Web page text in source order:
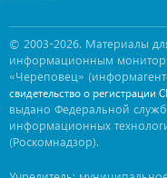
© 2003-2026. Материалы
информационным
«Череповец»
свидетельство о регистрации
выдано Федеральной
информационных
(Роскомнадзор).